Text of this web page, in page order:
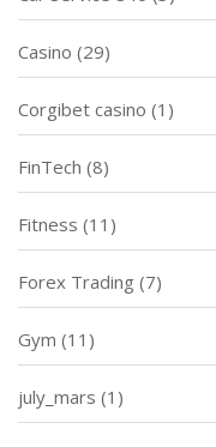
Casino (29)
Corgibet casino (1)
FinTech (8)
Fitness (11)
Forex Trading (7)
Gym (11)
july_mars (1)